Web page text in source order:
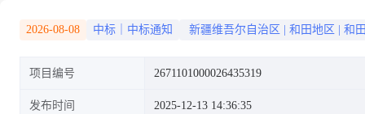
2026-08-08 中标｜中标通知 新疆维吾尔自治区 和田地区 和
项目编号 2671101000026435319
发布时间 2025-12-13 14:36:35